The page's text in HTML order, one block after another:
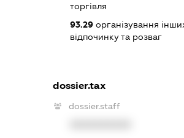
торгівля
93.29 організування
відпочинку та розваг
dossier.tax
dossier.staff